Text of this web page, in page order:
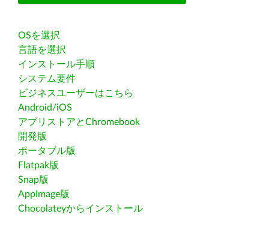
OSを選択
言語を選択
インストール手順
システム要件
ビジネスユーザーはこちら
Android/iOS
アプリストアとChromebook
開発版
ポータブル版
Flatpak版
Snap版
AppImage版
Chocolateyからインストール